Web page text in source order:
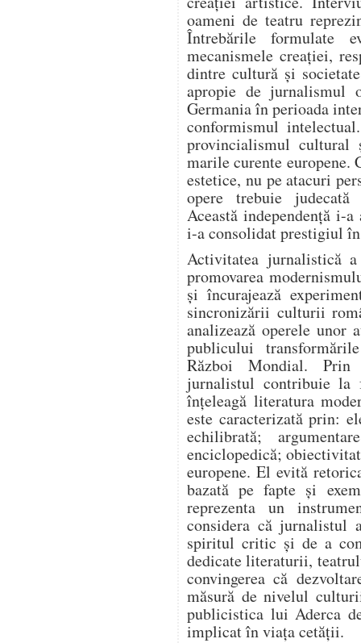
oameni de teatru
Întrebările formulate
mecanismele creației,
dintre cultură și
apropie de jurnalismul
Germania în perioada
conformismul
provincialismul
marile curente europene.
estetice, nu pe atacuri
opere trebuie
Această independență i-
i-a consolidat prestigiul
Activitatea jurnalistică
promovarea
și încurajează
sincronizării culturii
analizează operele unor
publicului
Război Mondial. Prin
jurnalistul contribuie la
înțeleagă literatura
este caracterizată prin:
echilibrată;
enciclopedică;
europene. El evită
bazată pe fapte și
reprezenta un
considera că jurnalistul
spiritul critic și de a
dedicate literaturii,
convingerea că
măsură de nivelul
publicistica lui Aderca
implicat în viața cetății.